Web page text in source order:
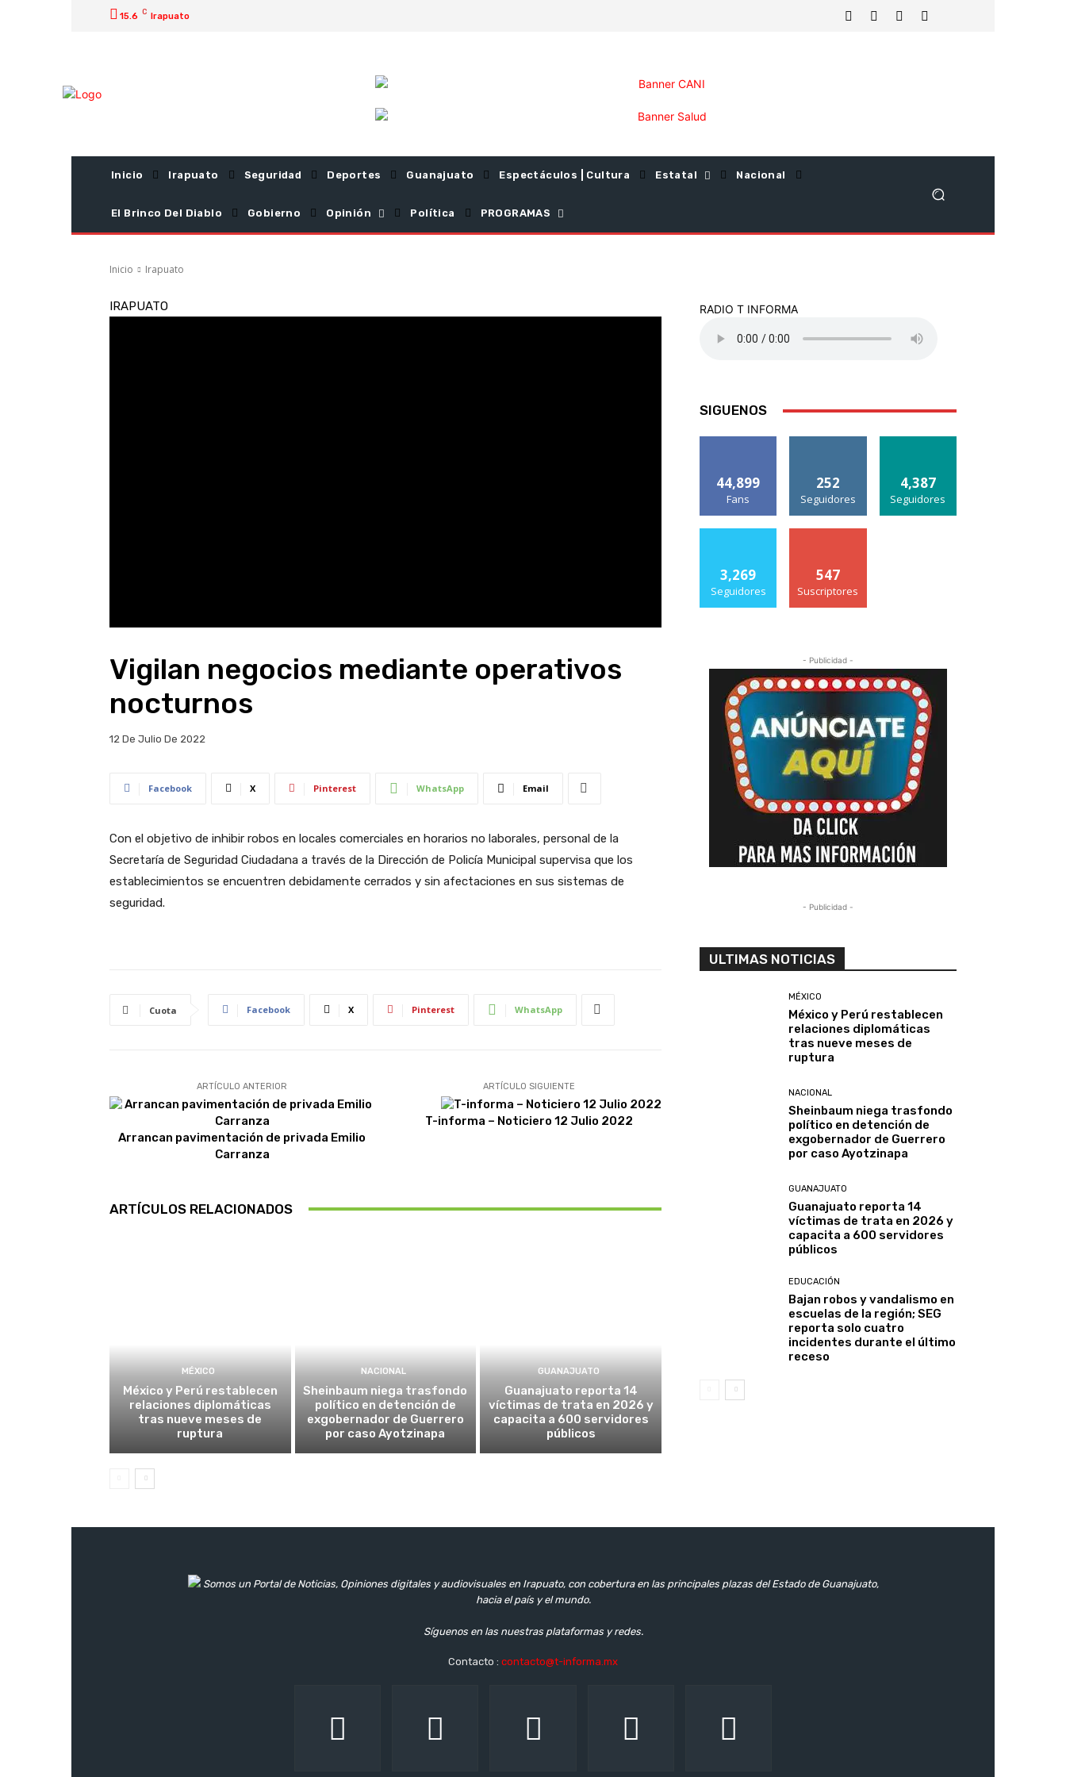
15.6 C Irapuato
Inicio Irapuato Seguridad Deportes Guanajuato Espectáculos | Cultura Estatal Nacional
El Brinco Del Diablo Gobierno Opinión Política PROGRAMAS
Inicio Irapuato
IRAPUATO
Vigilan negocios mediante operativos
nocturnos
12 De Julio De 2022
Facebook X Pinterest WhatsApp Email
Con el objetivo de inhibir robos en locales comerciales en horarios no laborales, personal de la
Secretaría de Seguridad Ciudadana a través de la Dirección de Policía Municipal supervisa que los
establecimientos se encuentren debidamente cerrados y sin afectaciones en sus sistemas de
seguridad.
Cuota Facebook X Pinterest WhatsApp
ARTÍCULO ANTERIOR
Arrancan pavimentación de privada Emilio
Carranza
ARTÍCULO SIGUIENTE
T-informa – Noticiero 12 Julio 2022
ARTÍCULOS RELACIONADOS
MÉXICO
México y Perú restablecen
relaciones diplomáticas
tras nueve meses de
ruptura
NACIONAL
Sheinbaum niega trasfondo
político en detención de
exgobernador de Guerrero
por caso Ayotzinapa
GUANAJUATO
Guanajuato reporta 14
víctimas de trata en 2026 y
capacita a 600 servidores
públicos
RADIO T INFORMA
SIGUENOS
44,899
Fans
252
Seguidores
4,387
Seguidores
3,269
Seguidores
547
Suscriptores
- Publicidad -
- Publicidad -
ULTIMAS NOTICIAS
MÉXICO
México y Perú restablecen
relaciones diplomáticas
tras nueve meses de
ruptura
NACIONAL
Sheinbaum niega trasfondo
político en detención de
exgobernador de Guerrero
por caso Ayotzinapa
GUANAJUATO
Guanajuato reporta 14
víctimas de trata en 2026 y
capacita a 600 servidores
públicos
EDUCACIÓN
Bajan robos y vandalismo en
escuelas de la región; SEG
reporta solo cuatro
incidentes durante el último
receso
Somos un Portal de Noticias, Opiniones digitales y audiovisuales en Irapuato, con cobertura en las principales plazas del Estado de Guanajuato,
hacia el país y el mundo.
Síguenos en las nuestras plataformas y redes.
Contacto : contacto@t-informa.mx